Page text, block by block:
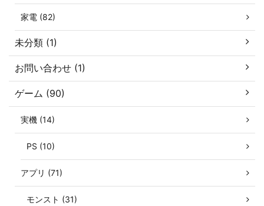
家電 (82)
未分類 (1)
お問い合わせ (1)
ゲーム (90)
実機 (14)
PS (10)
アプリ (71)
モンスト (31)